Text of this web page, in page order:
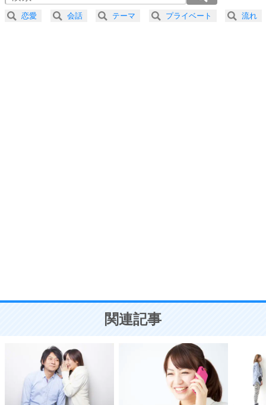
プラス思考
ことが大切。
2.5倍速 （164KB 41秒）
3.0倍速 （137KB 34秒）
恋愛 会話 テーマ プライベート 流れ
関連記事